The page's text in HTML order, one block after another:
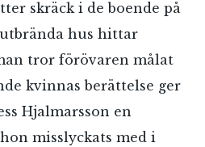
skräck i de boende på
hus hittar
tror förövaren målat
kvinnas berättelse ger
Hjalmarsson en
misslyckats med i